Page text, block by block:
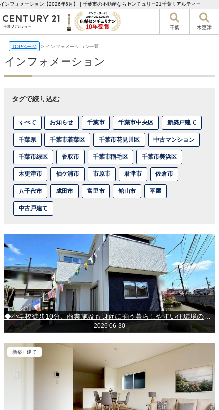
インフォメーション【2026年6月】 | 千葉市の不動産ならセンチュリー21千葉リアルティー
千葉 木更津
TOPページ > インフォメーション一覧
インフォメーション
タグで絞り込む
すべて お知らせ 千葉市 千葉市中央区 新築戸建て
千葉県 千葉市若葉区 千葉市花見川区 中古マンション
千葉市緑区 香取市 千葉市稲毛区 千葉市美浜区
木更津市 袖ケ浦市 市原市 君津市 佐倉市
八千代市 成田市 富里市 館山市 平屋
中古戸建て
◆小学校徒歩10分、商業施設も身近に揃う暮らしやすい住環境の新築戸建◆＊＊八千代市高津＊＊
2026-06-30
新築戸建て